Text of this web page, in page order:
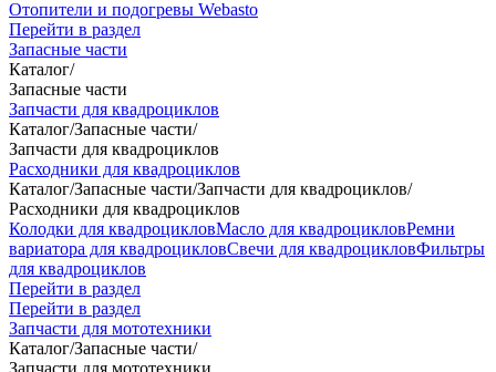
Отопители и подогревы Webasto
Перейти в раздел
Запасные части
Каталог/
Запасные части
Запчасти для квадроциклов
Каталог/Запасные части/
Запчасти для квадроциклов
Расходники для квадроциклов
Каталог/Запасные части/Запчасти для квадроциклов/
Расходники для квадроциклов
Колодки для квадроцикловМасло для квадроцикловРемни
вариатора для квадроцикловСвечи для квадроцикловФильтры
для квадроциклов
Перейти в раздел
Перейти в раздел
Запчасти для мототехники
Каталог/Запасные части/
Запчасти для мототехники